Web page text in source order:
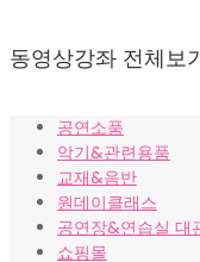
동영상강좌 전체보
공연소품
악기&관련용품
교재&음반
원데이클래스
공연장&연습실 대
쇼핑몰